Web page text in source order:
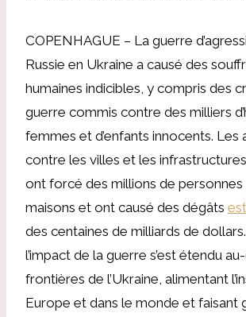
COPENHAGUE – La guerre
Russie en Ukraine a causé des
humaines indicibles, y compris des
guerre commis contre des milliers
femmes et d’enfants innocents. Les
contre les villes et les
ont forcé des millions de personnes
maisons et ont causé des dégâts
des centaines de milliards de dollars.
l’impact de la guerre s’est étendu
frontières de l’Ukraine, alimentant
Europe et dans le monde et faisant